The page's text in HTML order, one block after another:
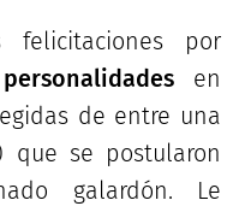
felicitaciones por
en
de entre una
se postularon
galardón. Le